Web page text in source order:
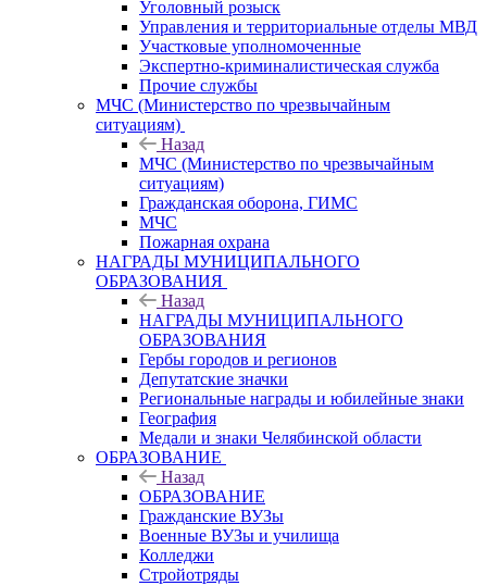
Уголовный розыск
Управления и территориальные отделы МВД
Участковые уполномоченные
Экспертно-криминалистическая служба
Прочие службы
МЧС (Министерство по чрезвычайным
ситуациям)
Назад
МЧС (Министерство по чрезвычайным
ситуациям)
Гражданская оборона, ГИМС
МЧС
Пожарная охрана
НАГРАДЫ МУНИЦИПАЛЬНОГО
ОБРАЗОВАНИЯ
Назад
НАГРАДЫ МУНИЦИПАЛЬНОГО
ОБРАЗОВАНИЯ
Гербы городов и регионов
Депутатские значки
Региональные награды и юбилейные знаки
География
Медали и знаки Челябинской области
ОБРАЗОВАНИЕ
Назад
ОБРАЗОВАНИЕ
Гражданские ВУЗы
Военные ВУЗы и училища
Колледжи
Стройотряды